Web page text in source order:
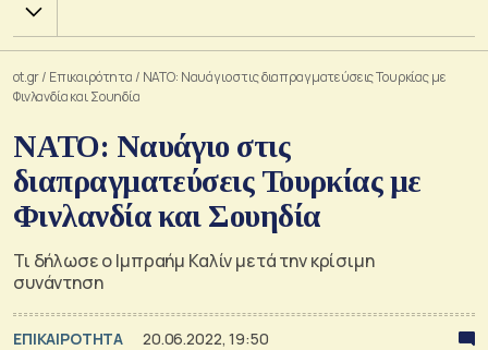
Χ.Α.
ot.gr/ Επικαιρότητα / ΝΑΤΟ: Ναυάγιο στις διαπραγματεύσεις Τουρκίας με
Φινλανδία και Σουηδία
ΝΑΤΟ: Ναυάγιο στις
διαπραγματεύσεις Τουρκίας με
Φινλανδία και Σουηδία
Τι δήλωσε ο Ιμπραήμ Καλίν μετά την κρίσιμη
συνάντηση
ΕΠΙΚΑΙΡΟΤΗΤΑ 20.06.2022, 19:50